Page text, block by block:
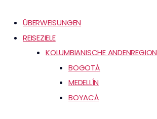
ÜBERWEISUNGEN
REISEZIELE
KOLUMBIANISCHE ANDENREGION
BOGOTÁ
MEDELLÍN
BOYACÁ